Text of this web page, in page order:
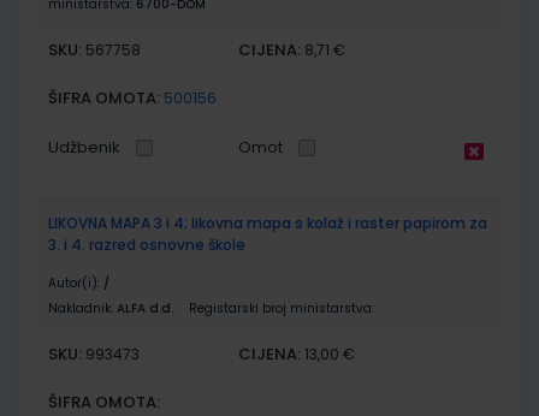
ministarstva: 6700-DOM
SKU: 567758 CIJENA: 8,71 €
ŠIFRA OMOTA: 500156
Udžbenik Omot
LIKOVNA MAPA 3 i 4; likovna mapa s kolaž i raster papirom za
3. i 4. razred osnovne škole
Autor(i): /
Nakladnik: ALFA d.d. Registarski broj ministarstva:
SKU: 993473 CIJENA: 13,00 €
ŠIFRA OMOTA: